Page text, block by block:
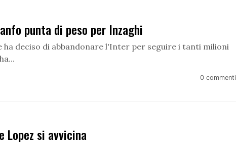
punta di peso per Inzaghi
ha deciso di abbandonare l'Inter per seguire i tanti milioni
0 commenti
Lopez si avvicina